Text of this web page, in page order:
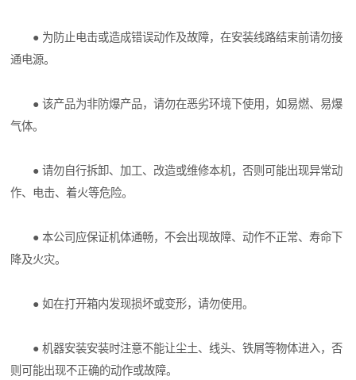
● 为防止电击或造成错误动作及故障，在安装线路结束前请勿接
通电源。
● 该产品为非防爆产品，请勿在恶劣环境下使用，如易燃、易爆
气体。
● 请勿自行拆卸、加工、改造或维修本机，否则可能出现异常动
作、电击、着火等危险。
● 本公司应保证机体通畅，不会出现故障、动作不正常、寿命下
降及火灾。
● 如在打开箱内发现损坏或变形，请勿使用。
● 机器安装安装时注意不能让尘土、线头、铁屑等物体进入，否
则可能出现不正确的动作或故障。